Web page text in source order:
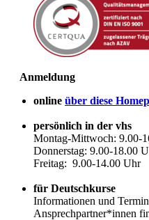
Anmeldung
online über diese
persönlich in der vhs
Montag-Mittwoch: 9.00-
Donnerstag: 9.00-18.00
Freitag: 9.00-14.00 Uhr
für Deutschkurse
Informationen und
Ansprechpartner*innen